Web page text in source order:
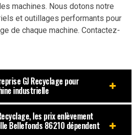
machines. Nous dotons notre
et outillages performants pour
de chaque machine. Contactez-
GJ Recyclage pour
industrielle
les prix enlèvement
Bellefonds 86210 dépendent